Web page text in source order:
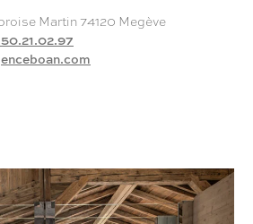
Martin 74120 Megève